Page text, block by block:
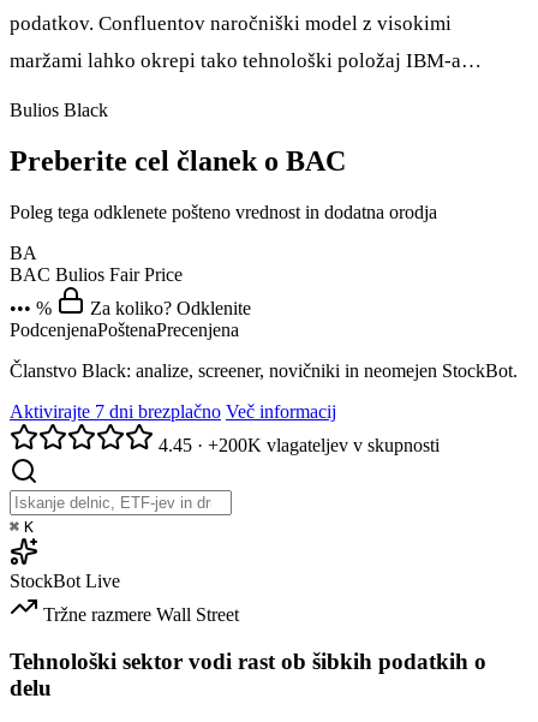
podatkov. Confluentov naročniški model z visokimi
maržami lahko okrepi tako tehnološki položaj IBM-a…
Bulios Black
Preberite cel članek o BAC
Poleg tega odklenete pošteno vrednost in dodatna orodja
BA
BAC Bulios Fair Price
••• %
Za koliko? Odklenite
PodcenjenaPoštenaPrecenjena
Članstvo Black: analize, screener, novičniki in neomejen StockBot.
Aktivirajte 7 dni brezplačno Več informacij
4.45 · +200K vlagateljev v skupnosti
⌘ K
StockBot Live
Tržne razmere Wall Street
Tehnološki sektor vodi rast ob šibkih podatkih o
delu